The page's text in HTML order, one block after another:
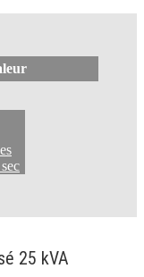
25 kVA